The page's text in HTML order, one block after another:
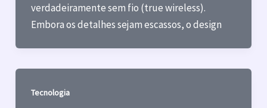
verdadeiramente sem fio (true wireless).
Embora os detalhes sejam escassos, o design
Tecnologia